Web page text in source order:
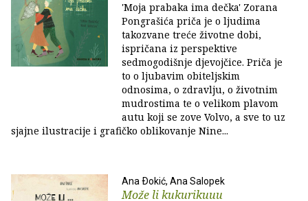
'Moja prabaka ima dečka' Zorana
Pongrašića priča je o ljudima
takozvane treće životne dobi,
ispričana iz perspektive
sedmogodišnje djevojčice. Priča je
to o ljubavim obiteljskim
odnosima, o zdravlju, o životnim
mudrostima te o velikom plavom
autu koji se zove Volvo, a sve to uz
sjajne ilustracije i grafičko oblikovanje Nine...
Ana Ðokić, Ana Salopek
Može li kukurikuuu